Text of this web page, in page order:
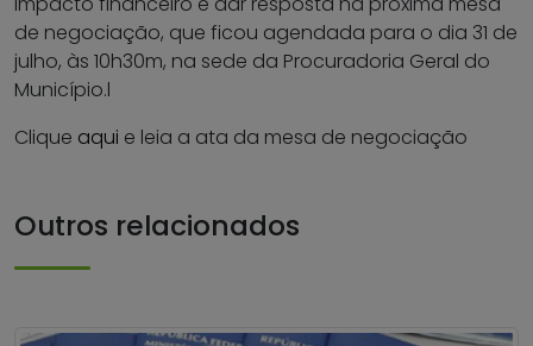
de negociação, que ficou agendada para o dia 31 de
julho, às 10h30m, na sede da Procuradoria Geral do
Município.l
Clique aqui e leia a ata da mesa de negociação
Outros relacionados